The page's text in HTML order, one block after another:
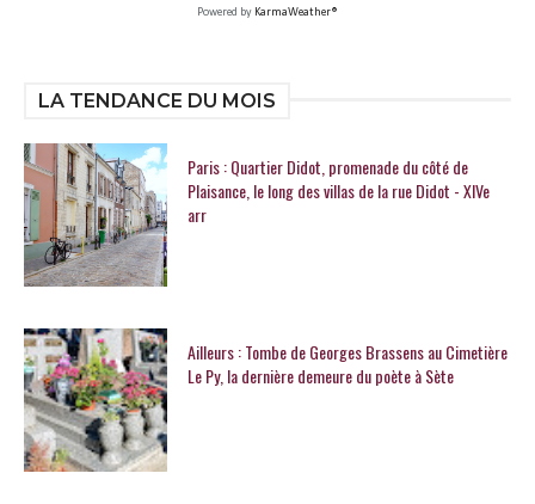
Powered by KarmaWeather®
LA TENDANCE DU MOIS
Paris : Quartier Didot, promenade du côté de
Plaisance, le long des villas de la rue Didot - XIVe
arr
Ailleurs : Tombe de Georges Brassens au Cimetière
Le Py, la dernière demeure du poète à Sète